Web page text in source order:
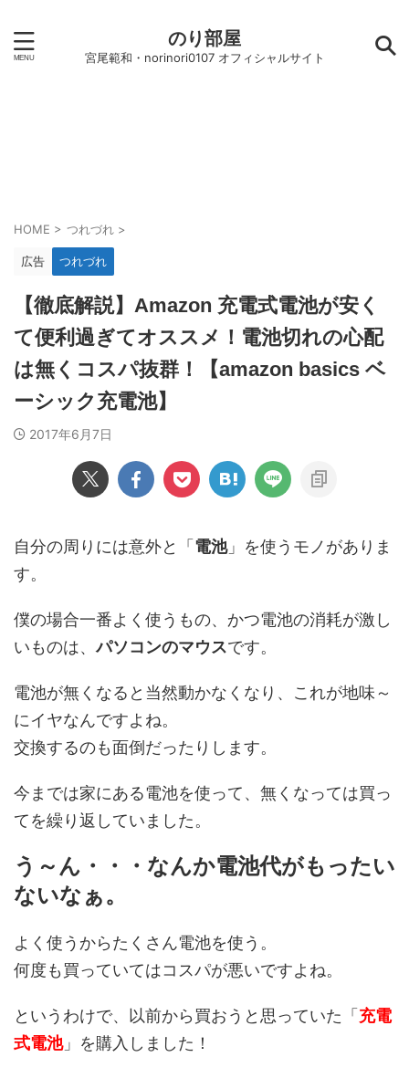
のり部屋
宮尾範和・norinori0107 オフィシャルサイト
HOME > つれづれ >
広告 つれづれ
【徹底解説】Amazon 充電式電池が安く
て便利過ぎてオススメ！電池切れの心配
は無くコスパ抜群！【amazon basics ベ
ーシック充電池】
2017年6月7日
自分の周りには意外と「 電池」を使うモノがありま
す。
僕の場合一番よく使うもの、かつ電池の消耗が激し
いものは、パソコンのマウスです。
電池が無くなると当然動かなくなり、これが地味～
にイヤなんですよね。
交換するのも面倒だったりします。
今までは家にある電池を使って、無くなっては買っ
てを繰り返していました。
う～ん・・・なんか電池代がもったい
ないなぁ。
よく使うからたくさん電池を使う。
何度も買っていてはコスパが悪いですよね。
というわけで、以前から買おうと思っていた「 充電
式電池」を購入しました！